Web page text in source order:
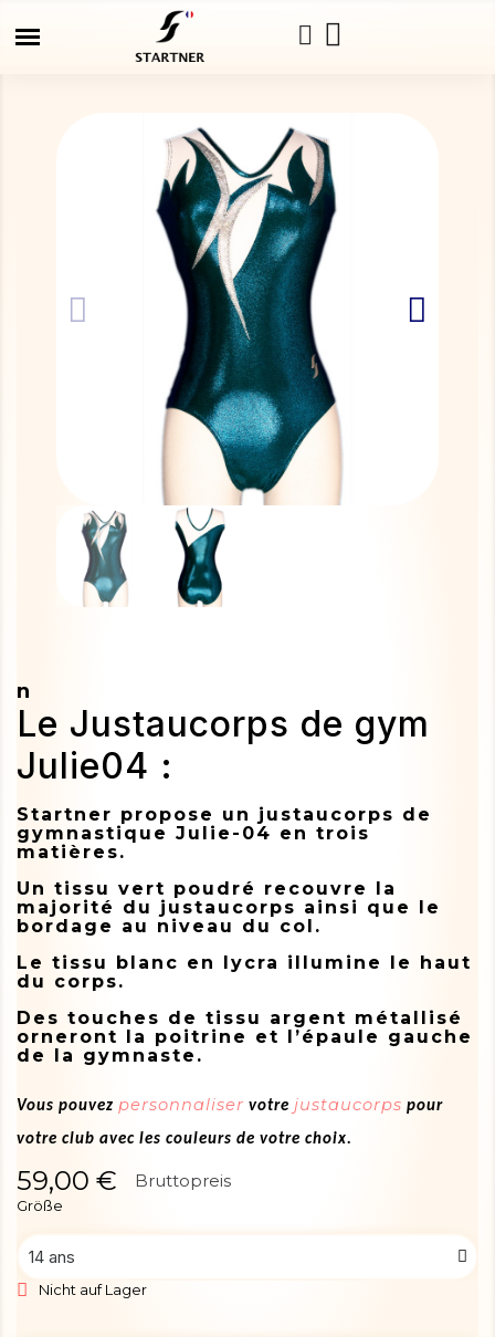
n
Le Justaucorps de gym
Julie04 :
Startner propose un justaucorps de
gymnastique Julie-04 en trois
matières.
Un tissu vert poudré recouvre la
majorité du justaucorps ainsi que le
bordage au niveau du col.
Le tissu blanc en lycra illumine le haut
du corps.
Des touches de tissu argent métallisé
orneront la poitrine et l’épaule gauche
de la gymnaste.
Vous pouvez personnaliser votre justaucorps pour
votre club avec les couleurs de votre choix.
59,00 € Bruttopreis
Größe
Nicht auf Lager